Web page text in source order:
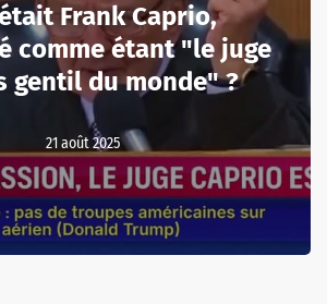
Frank Caprio,
comme étant "le juge
gentil du monde" ?
21 août 2025